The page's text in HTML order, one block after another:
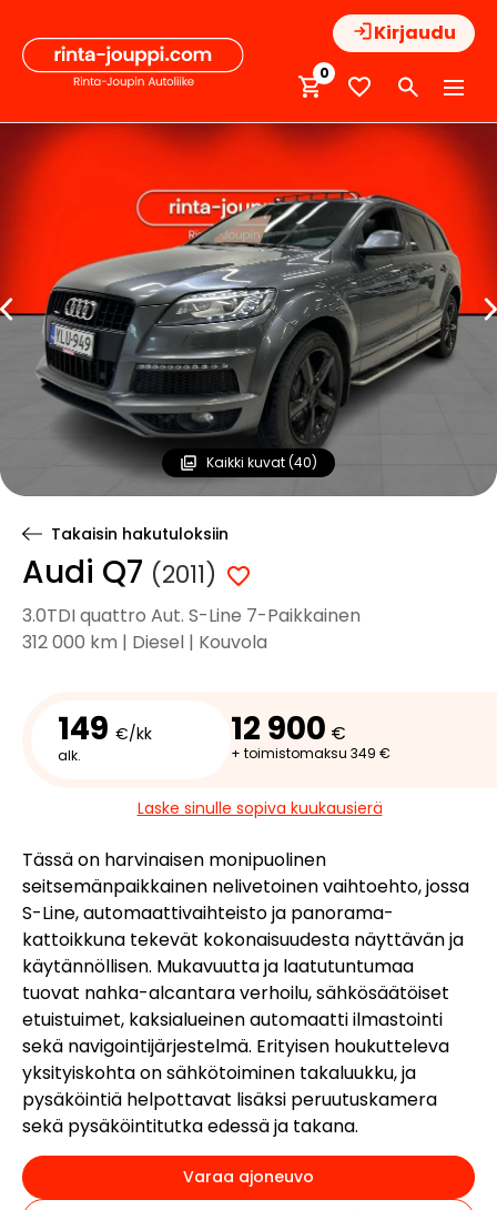
sisältöön
Kirjaudu
0
Kaikki kuvat (40)
Takaisin hakutuloksiin
Audi Q7 (2011)
3.0TDI quattro Aut. S-Line 7-Paikkainen
312 000 km | Diesel | Kouvola
149 €/kk
alk.
12 900 €
+ toimistomaksu 349 €
Laske sinulle sopiva kuukausierä
Tässä on harvinaisen monipuolinen
seitsemänpaikkainen nelivetoinen vaihtoehto, jossa
S-Line, automaattivaihteisto ja panorama-
kattoikkuna tekevät kokonaisuudesta näyttävän ja
käytännöllisen. Mukavuutta ja laatutuntumaa
tuovat nahka-alcantara verhoilu, sähkösäätöiset
etuistuimet, kaksialueinen automaatti ilmastointi
sekä navigointijärjestelmä. Erityisen houkutteleva
yksityiskohta on sähkötoiminen takaluukku, ja
pysäköintiä helpottavat lisäksi peruutuskamera
sekä pysäköintitutka edessä ja takana.
Varaa ajoneuvo